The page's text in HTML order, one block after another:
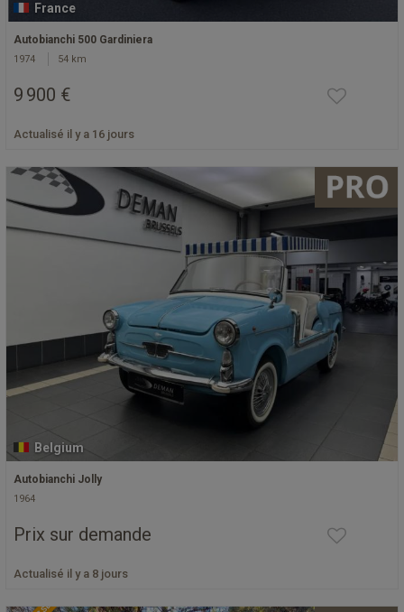
France
Autobianchi 500 Gardiniera
1974 54 km
9 900 €
Actualisé il y a 16 jours
Belgium
Autobianchi Jolly
1964
Prix sur demande
Actualisé il y a 8 jours